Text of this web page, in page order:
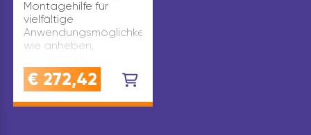
Montagehilfe für
vielfältige
Anwendungsmöglichkeiten
wie anheben,
festziehen, ausrichten
und stützen. Arbeiten
einer Person
€ 272,42